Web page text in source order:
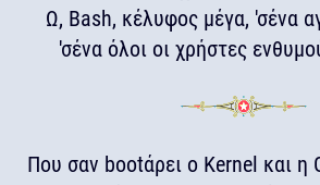
Ω, Bash, κέλυφος μέγα, 'σένα
'σένα όλοι οι χρήστες
Που σαν bootάρει ο Kernel και η